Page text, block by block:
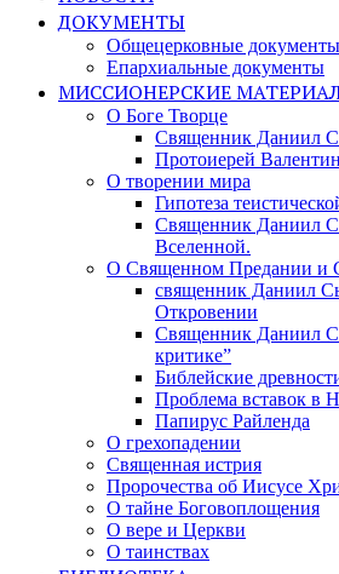
ДОКУМЕНТЫ
Общецерковные документы
Епархиальные документы
МИССИОНЕРСКИЕ
О Боге Творце
Священник Даниил
Протоиерей
О творении мира
Гипотеза
Священник Даниил
Вселенной.
О Священном Предании и
священник Даниил
Откровении
Священник Даниил
критике”
Библейские
Проблема вставок в
Папирус Райленда
О грехопадении
Священная истрия
Пророчества об Иисусе
О тайне Боговоплощения
О вере и Церкви
О таинствах